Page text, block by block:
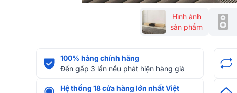
Hình ảnh
sản phẩm
100% hàng chính hãng
Đền gấp 3 lần nếu phát hiện hàng giả
Hệ thống 18 cửa hàng lớn nhất Việt